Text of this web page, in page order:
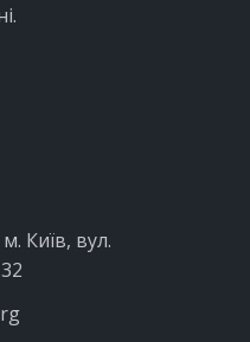
Київ, вул.